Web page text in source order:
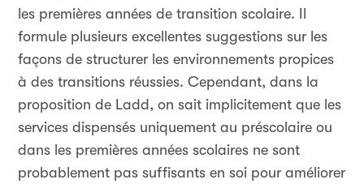
les premières années de transition scolaire. Il
formule plusieurs excellentes suggestions sur les
façons de structurer les environnements propices
à des transitions réussies. Cependant, dans la
proposition de Ladd, on sait implicitement que les
services dispensés uniquement au préscolaire ou
dans les premières années scolaires ne sont
probablement pas suffisants en soi pour améliorer